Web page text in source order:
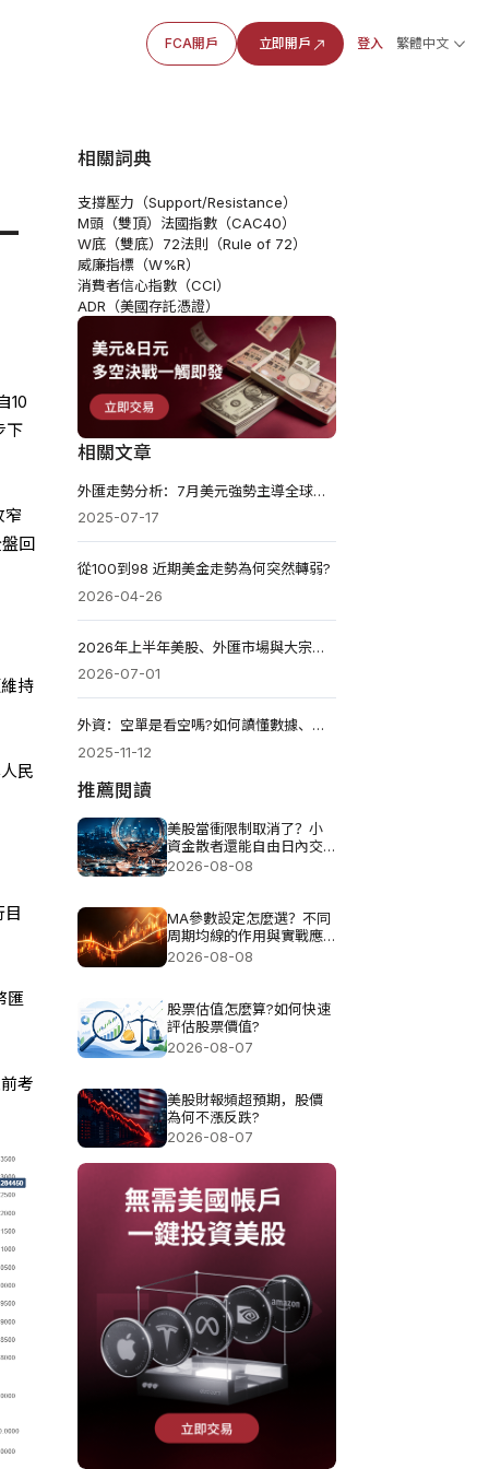
FCA開戶 立即開戶 登入 繁體中文
10
下
窄
回
持
民
匯
考
相關詞典
支撐壓力（Support/Resistance）
M頭（雙頂） 法國指數（CAC40）
W底（雙底） 72法則（Rule of 72）
威廉指標（W%R）
消費者信心指數（CCI）
ADR（美國存託憑證）
相關文章
外匯走勢分析：7月美元強勢主導全球市場
2025-07-17
從100到98 近期美金走勢為何突然轉弱?
2026-04-26
2026年上半年美股、外匯市場與大宗商品收官走勢解析
2026-07-01
外資：空單是看空嗎?如何讀懂數據、影響與辨別真假?
2025-11-12
推薦閱讀
美股當衝限制取消了？小
資金散者還能自由日內交
易嗎？
2026-08-08
MA參數設定怎麼選？不同
周期均線的作用與實戰應
用分析
2026-08-08
股票估值怎麼算?如何快速
評估股票價值?
2026-08-07
美股財報頻超預期，股價
為何不漲反跌?
2026-08-07